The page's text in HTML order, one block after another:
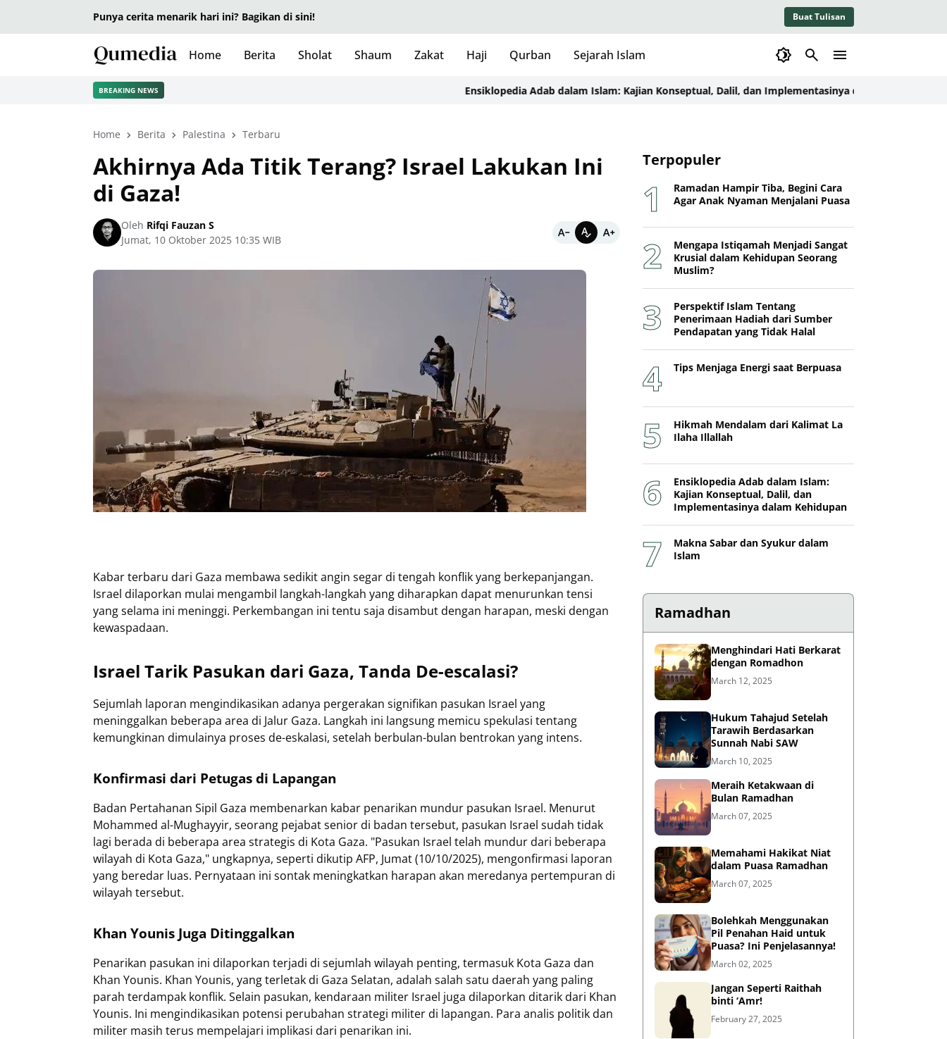
Punya cerita menarik hari ini? Bagikan di sini! Buat Tulisan
Home Berita Sholat Shaum Zakat Haji Qurban Sejarah Islam
BREAKING NEWS Ensiklopedia Adab dalam Islam: Kajian Konseptual, Dalil, dan Implementasinya dalam Kehidupan
Home Berita Palestina Terbaru
Akhirnya Ada Titik Terang? Israel Lakukan Ini
di Gaza!
Oleh Rifqi Fauzan S
Jumat, 10 Oktober 2025 10:35 WIB
Kabar terbaru dari Gaza membawa sedikit angin segar di tengah konflik yang berkepanjangan.
Israel dilaporkan mulai mengambil langkah-langkah yang diharapkan dapat menurunkan tensi
yang selama ini meninggi. Perkembangan ini tentu saja disambut dengan harapan, meski dengan
kewaspadaan.
Israel Tarik Pasukan dari Gaza, Tanda De-escalasi?
Sejumlah laporan mengindikasikan adanya pergerakan signifikan pasukan Israel yang
meninggalkan beberapa area di Jalur Gaza. Langkah ini langsung memicu spekulasi tentang
kemungkinan dimulainya proses de-eskalasi, setelah berbulan-bulan bentrokan yang intens.
Konfirmasi dari Petugas di Lapangan
Badan Pertahanan Sipil Gaza membenarkan kabar penarikan mundur pasukan Israel. Menurut
Mohammed al-Mughayyir, seorang pejabat senior di badan tersebut, pasukan Israel sudah tidak
lagi berada di beberapa area strategis di Kota Gaza. "Pasukan Israel telah mundur dari beberapa
wilayah di Kota Gaza," ungkapnya, seperti dikutip AFP, Jumat (10/10/2025), mengonfirmasi laporan
yang beredar luas. Pernyataan ini sontak meningkatkan harapan akan meredanya pertempuran di
wilayah tersebut.
Khan Younis Juga Ditinggalkan
Penarikan pasukan ini dilaporkan terjadi di sejumlah wilayah penting, termasuk Kota Gaza dan
Khan Younis. Khan Younis, yang terletak di Gaza Selatan, adalah salah satu daerah yang paling
parah terdampak konflik. Selain pasukan, kendaraan militer Israel juga dilaporkan ditarik dari Khan
Younis. Ini mengindikasikan potensi perubahan strategi militer di lapangan. Para analis politik dan
militer masih terus mempelajari implikasi dari penarikan ini.
Terpopuler
Ramadan Hampir Tiba, Begini Cara
Agar Anak Nyaman Menjalani Puasa
Mengapa Istiqamah Menjadi Sangat
Krusial dalam Kehidupan Seorang
Muslim?
Perspektif Islam Tentang
Penerimaan Hadiah dari Sumber
Pendapatan yang Tidak Halal
Tips Menjaga Energi saat Berpuasa
Hikmah Mendalam dari Kalimat La
Ilaha Illallah
Ensiklopedia Adab dalam Islam:
Kajian Konseptual, Dalil, dan
Implementasinya dalam Kehidupan
Makna Sabar dan Syukur dalam
Islam
Ramadhan
Menghindari Hati Berkarat
dengan Romadhon
March 12, 2025
Hukum Tahajud Setelah
Tarawih Berdasarkan
Sunnah Nabi SAW
March 10, 2025
Meraih Ketakwaan di
Bulan Ramadhan
March 07, 2025
Memahami Hakikat Niat
dalam Puasa Ramadhan
March 07, 2025
Bolehkah Menggunakan
Pil Penahan Haid untuk
Puasa? Ini Penjelasannya!
March 02, 2025
Jangan Seperti Raithah
binti ‘Amr!
February 27, 2025